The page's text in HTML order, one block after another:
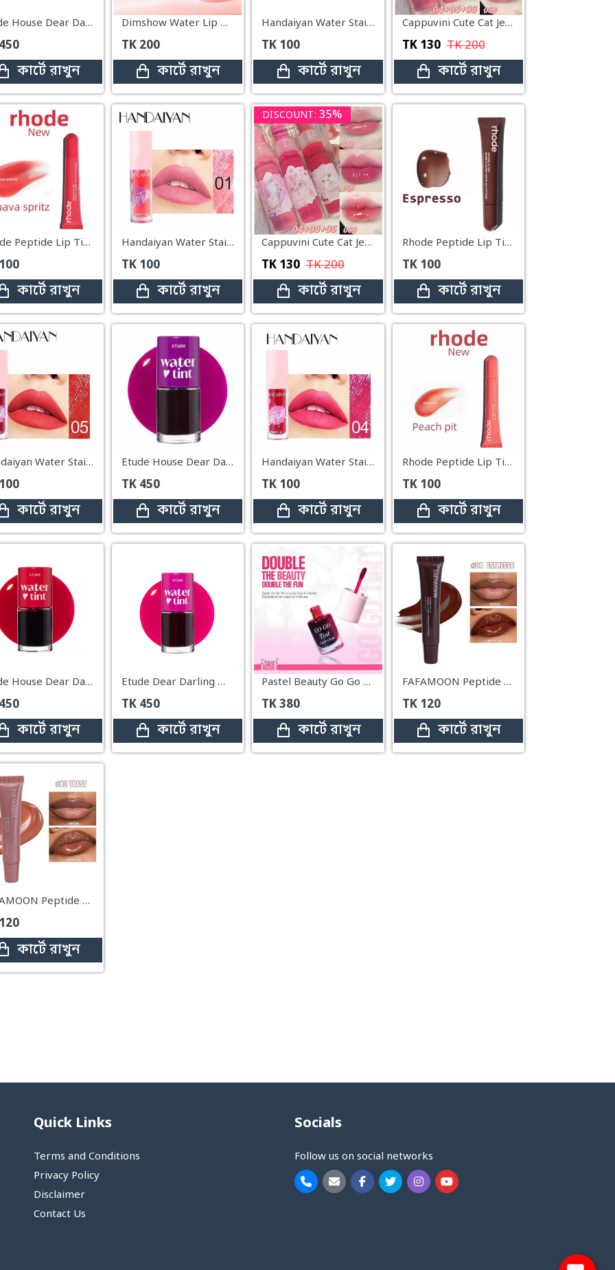
Etude House Dear Darling Water Shade 02 Cherry
কার্টে রাখুন
Dimshow Water Lip Tint – 8ml
TK 200
কার্টে রাখুন
Handaiyan Water Stain Lip Tint – #02
TK 100
কার্টে রাখুন
Cappuvini Cute Cat Jelly Lip Tint #3
TK 130 TK200
কার্টে রাখুন
Rhode Peptide Lip Tints Guava Spritz
কার্টে রাখুন
Handaiyan Water Stain Lip Tint – #01
TK 100
কার্টে রাখুন
DISCOUNT: 35%
Cappuvini Cute Cat Jelly Lip Tint #6
TK 130 TK200
কার্টে রাখুন
Rhode Peptide Lip Tint – Espresso
TK 100
কার্টে রাখুন
Handaiyan Water Stain Lip Tint – #05
কার্টে রাখুন
Etude House Dear Darling Water Tint – 05 Grape Ade
TK 450
কার্টে রাখুন
Handaiyan Water Stain Lip Tint – #04
TK 100
কার্টে রাখুন
Rhode Peptide Lip Tint – Peach Pit
TK 100
কার্টে রাখুন
Etude House Dear Darling Water Tint 06 Pomegranate Ade
কার্টে রাখুন
Etude Dear Darling Water Tint 01 Strawberry
TK 450
কার্টে রাখুন
Pastel Beauty Go Go Tint Lip & Cheek – 04 Desert Rose
TK380
কার্টে রাখুন
FAFAMOON Peptide Lip Tint – 04 Espresso
TK 120
কার্টে রাখুন
FAFAMOON Peptide Lip Tint – 02 Toast
কার্টে রাখুন
Quick Links
Terms and Conditions
Privacy Policy
Disclaimer
Contact Us
Socials
Follow us on social networks